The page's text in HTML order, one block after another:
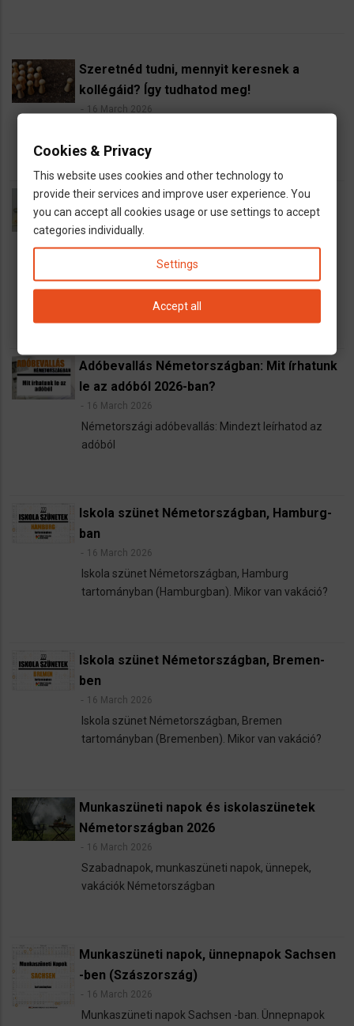
Szeretnéd tudni, mennyit keresnek a
kollégáid? Így tudhatod meg!
16 March 2026
Mennyi a jövedelemadó Németországban
2026-ban? Hogyan müködik a progresszív
adózás?
A jövedelemadó mértéke Németországban.
Adóbevallás Németországban: Mit írhatunk
le az adóból 2026-ban?
16 March 2026
Németországi adóbevallás: Mindezt leírhatod az
adóból
Iskola szünet Németországban, Hamburg-
ban
16 March 2026
Iskola szünet Németországban, Hamburg
tartományban (Hamburgban). Mikor van vakáció?
Iskola szünet Németországban, Bremen-
ben
16 March 2026
Iskola szünet Németországban, Bremen
tartományban (Bremenben). Mikor van vakáció?
Munkaszüneti napok és iskolaszünetek
Németországban 2026
16 March 2026
Szabadnapok, munkaszüneti napok, ünnepek,
vakációk Németországban
Munkaszüneti napok, ünnepnapok Sachsen
-ben (Szászország)
16 March 2026
Munkaszüneti napok Sachsen -ban. Ünnepnapok
Cookies & Privacy
This website uses cookies and other technology to
provide their services and improve user experience. You
you can accept all cookies usage or use settings to accept
categories individually.
Settings
Accept all